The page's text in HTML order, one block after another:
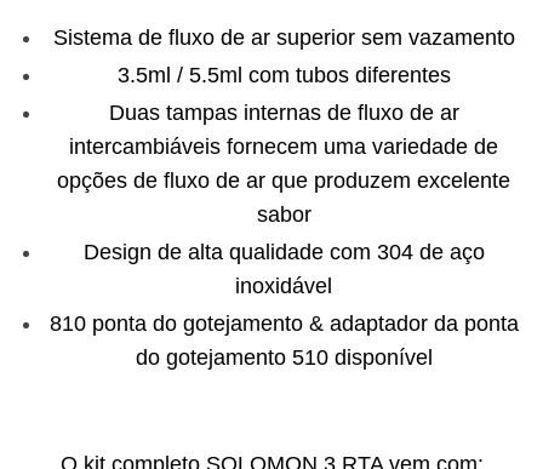
Sistema de fluxo de ar superior sem vazamento
3.5ml / 5.5ml com tubos diferentes
Duas tampas internas de fluxo de ar
intercambiáveis ​​fornecem uma variedade de
opções de fluxo de ar que produzem excelente
sabor
Design de alta qualidade com 304 de aço
inoxidável
810 ponta do gotejamento & adaptador da ponta
do gotejamento 510 disponível